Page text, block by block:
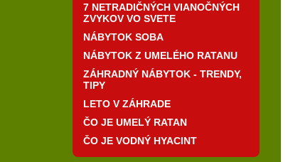
7 NETRADIČNÝCH VIANOČNÝCH
ZVYKOV VO SVETE
NÁBYTOK SOBA
NÁBYTOK Z UMELÉHO RATANU
ZÁHRADNÝ NÁBYTOK - TRENDY,
TIPY
LETO V ZÁHRADE
ČO JE UMELÝ RATAN
ČO JE VODNÝ HYACINT